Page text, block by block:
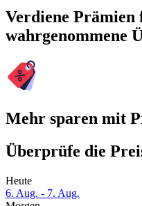
Verdiene Prämien
wahrgenommene
Mehr sparen mit
Überprüfe die
Heute
6. Aug. - 7. Aug.